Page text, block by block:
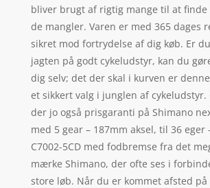
bliver brugt af rigtig mange til at finde
de mangler. Varen er med 365 dages
sikret mod fortrydelse af dig køb. Er
jagten på godt cykeludstyr, kan du
dig selv; det der skal i kurven er
et sikkert valg i junglen af cykeludstyr.
der jo også prisgaranti på Shimano
med 5 gear – 187mm aksel, til 36 eger
C7002-5CD med fodbremse fra det
mærke Shimano, der ofte ses i
store løb. Når du er kommet afsted